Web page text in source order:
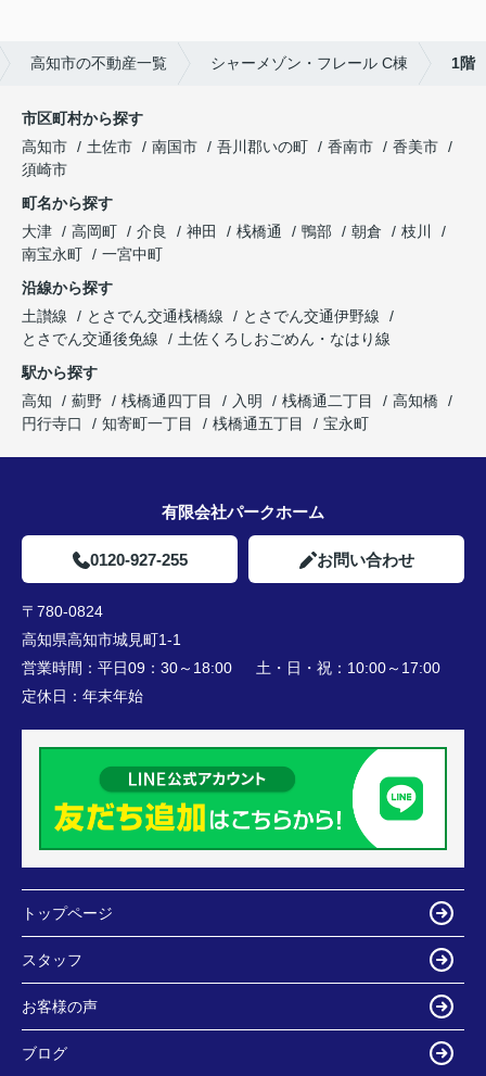
高知市の不動産一覧 シャーメゾン・フレール C棟 1階
市区町村から探す
高知市
土佐市 南国市 吾川郡いの町 香南市
香美市
須崎市
町名から探す
大津
高岡町 介良 神田 桟橋通 鴨部 朝倉
枝川
南宝永町
一宮中町
沿線から探す
土讃線
とさでん交通桟橋線
とさでん交通伊野線
とさでん交通後免線
土佐くろしおごめん・なはり線
駅から探す
高知
薊野 桟橋通四丁目 入明 桟橋通二丁目
高知橋
円行寺口
知寄町一丁目 桟橋通五丁目 宝永町
有限会社パークホーム
0120-927-255 お問い合わせ
〒780-0824
高知県高知市城見町1-1
営業時間： 平日09：30～18:00 土・日・祝：10:00～17:00
定休日： 年末年始
トップページ
スタッフ
お客様の声
ブログ